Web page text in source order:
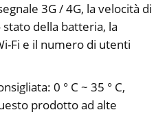
3G / 4G, la velocità di
della batteria, la
Fi e il numero di utenti
0 ° C ~ 35 ° C,
prodotto ad alte